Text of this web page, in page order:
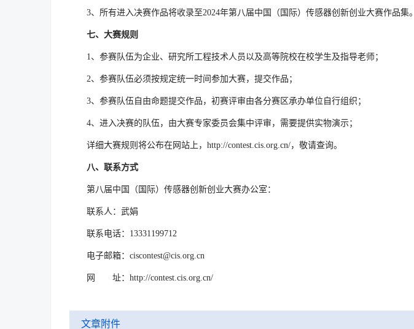
3、所有进入决赛作品将收录至2024年第八届中国（国际）传感器创新创业大赛作品集。
七、大赛规则
1、参赛队伍为企业、研究所工程技术人员以及高等院校在校学生及指导老师；
2、参赛队伍必须按规定统一时间参加大赛，提交作品；
3、参赛队伍自由命题提交作品，初赛评审由各分赛区承办单位自行组织；
4、进入决赛的队伍，由大赛专家委员会集中评审，需要提供实物演示；
详细大赛规则将公布在网站上，http://contest.cis.org.cn/，敬请查询。
八、联系方式
第八届中国（国际）传感器创新创业大赛办公室：
联系人：武娟
联系电话：13331199712
电子邮箱：ciscontest@cis.org.cn
网 址：http://contest.cis.org.cn/
文章附件